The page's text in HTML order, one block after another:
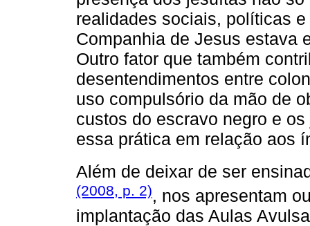
realidades sociais, políticas
Companhia de Jesus estava
Outro fator que também
desentendimentos entre
uso compulsório da mão de
custos do escravo negro e
essa prática em relação aos
Além de deixar de ser
(2008, p. 2), nos apresentam
implantação das Aulas